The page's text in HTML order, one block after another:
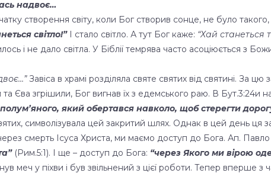
надвоє…
створення світу, коли Бог створив сонце, не було
світло!”І стало світло. А тут Бог каже: “Хай станеться
і не дало світла. У Біблії темрява часто асоціюється з
Завіса в храмі розділяла святе святих від святині. За
Єва згрішили, Бог вигнав їх з едемського раю. В Бут.3:24и
який обертався навколо, щоб стерегти
символізувала цей закритий шлях. Однак в цей день ця
смерть Ісуса Христа, ми маємо доступ до Бога. Ап. Павло
(Рим.5:1). І ще – доступ до Бога: “через Якого ми вірою
меч у піхви і був звільнений з цієї роботи. Тепер вперше